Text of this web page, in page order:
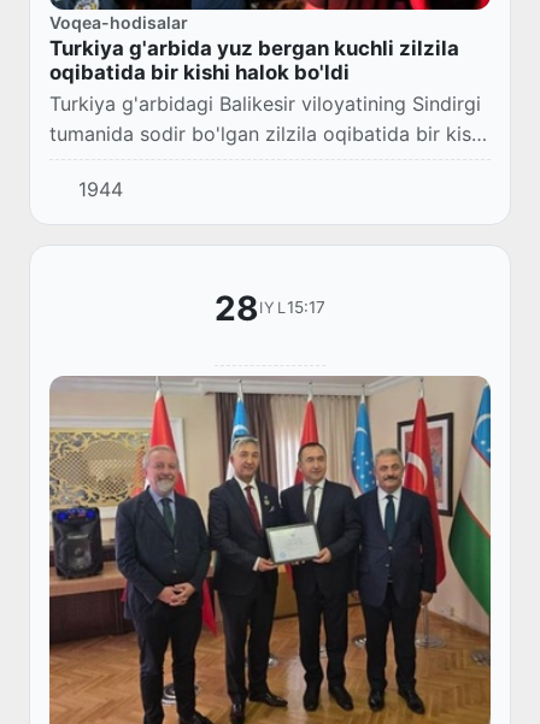
Voqea-hodisalar
Turkiya g'arbida yuz bergan kuchli zilzila
oqibatida bir kishi halok bo'ldi
Turkiya g'arbidagi Balikesir viloyatining Sindirgi
tumanida sodir bo'lgan zilzila oqibatida bir kishi
halok bo'ldi.
1944
28IYL15:17